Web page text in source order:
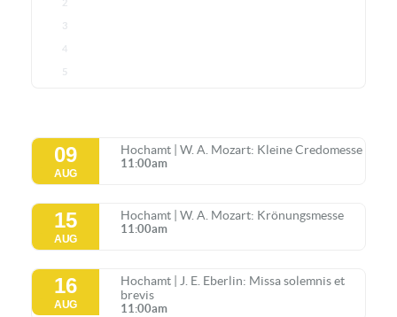
2
3
4
5
09
AUG
Hochamt | W. A. Mozart: Kleine Credomesse
11:00am
15
AUG
Hochamt | W. A. Mozart: Krönungsmesse
11:00am
16
AUG
Hochamt | J. E. Eberlin: Missa solemnis et
brevis
11:00am